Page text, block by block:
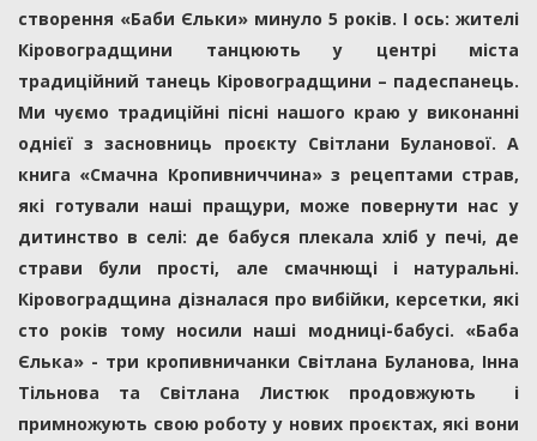
створення «Баби Єльки» минуло 5 років. І ось: жителі
Кіровоградщини танцюють у центрі міста
традиційний танець Кіровоградщини – падеспанець.
Ми чуємо традиційні пісні нашого краю у виконанні
однієї з засновниць проєкту Світлани Буланової. А
книга «Смачна Кропивниччина» з рецептами страв,
які готували наші пращури, може повернути нас у
дитинство в селі: де бабуся плекала хліб у печі, де
страви були прості, але смачнющі і натуральні.
Кіровоградщина дізналася про вибійки, керсетки, які
сто років тому носили наші модниці-бабусі. «Баба
Єлька» - три кропивничанки Світлана Буланова, Інна
Тільнова та Світлана Листюк продовжують і
примножують свою роботу у нових проєктах, які вони